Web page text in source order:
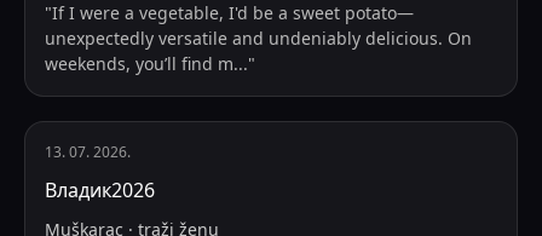
"If I were a vegetable, I'd be a sweet potato—
unexpectedly versatile and undeniably delicious. On
weekends, you’ll find m..."
13. 07. 2026.
Владик2026
Muškarac · traži ženu